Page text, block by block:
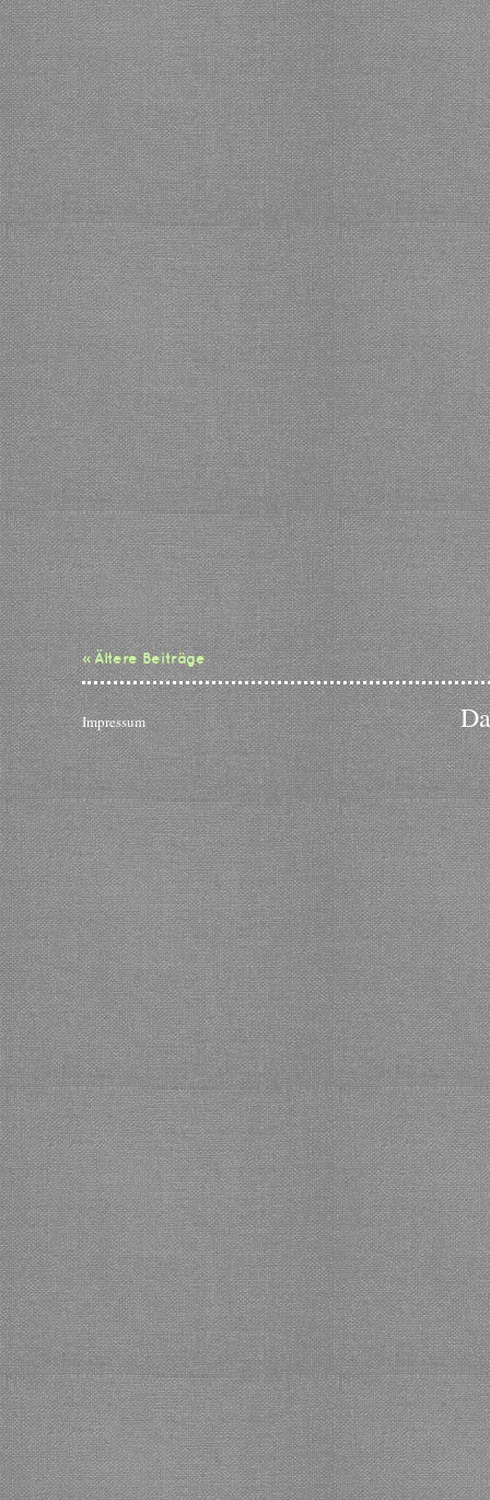
« Ältere Beiträge
Impressum